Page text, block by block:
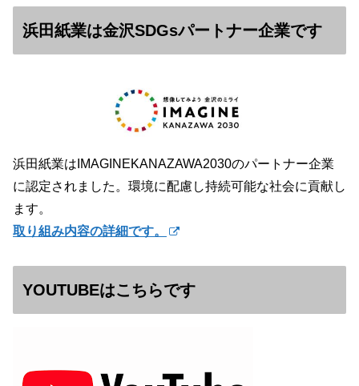
浜田紙業は金沢SDGsパートナー企業です
浜田紙業はIMAGINEKANAZAWA2030のパートナー企業
に認定されました。環境に配慮し持続可能な社会に貢献し
ます。
取り組み内容の詳細です。
YOUTUBEはこちらです